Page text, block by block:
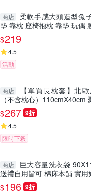
商店
柔軟手感大頭造型兔
墊 靠枕 座椅抱枕 靠墊 玩偶
$219
4.5
活動
商店
【單買長枕套】北
（不含枕心）110cmX40cm
＊不含長枕心＊
$267 9折
4.5
限時下殺
商店
巨大容量洗衣袋
送禮自用皆可 棉床本舖 實用
$196 9折